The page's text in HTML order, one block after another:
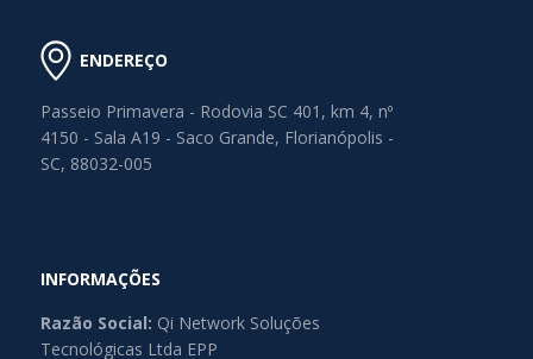
ENDEREÇO
Passeio Primavera - Rodovia SC 401, km 4, nº
4150 - Sala A19 - Saco Grande, Florianópolis -
SC, 88032-005
INFORMAÇÕES
Razão Social: Qi Network Soluções
Tecnológicas Ltda EPP